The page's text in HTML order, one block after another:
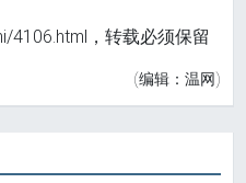
4106.html，转载必须保留
(编辑：温网)